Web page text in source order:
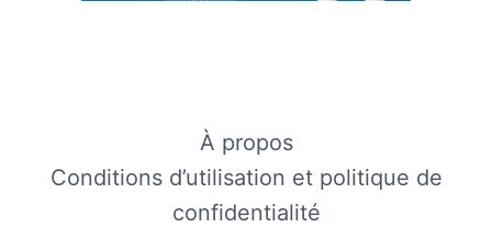
À propos
Conditions d’utilisation et politique de
confidentialité